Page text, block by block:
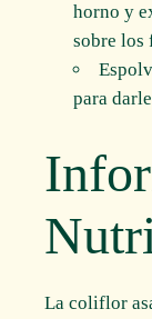
horno y
sobre los
para
La coliflor